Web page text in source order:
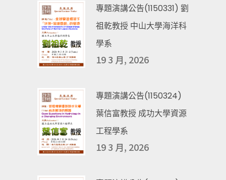
專題演講公告(1150331) 劉
祖乾教授 中山大學海洋科
學系
19 3 月, 2026
專題演講公告(1150324)
葉信富教授 成功大學資源
工程學系
19 3 月, 2026